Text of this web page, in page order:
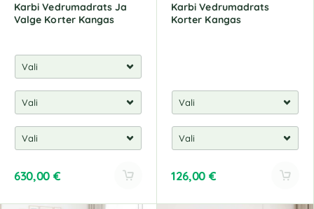
Karbi Vedrumadrats Ja
Valge Korter Kangas
630,00 €
Karbi Vedrumadrats
Korter Kangas
126,00 €